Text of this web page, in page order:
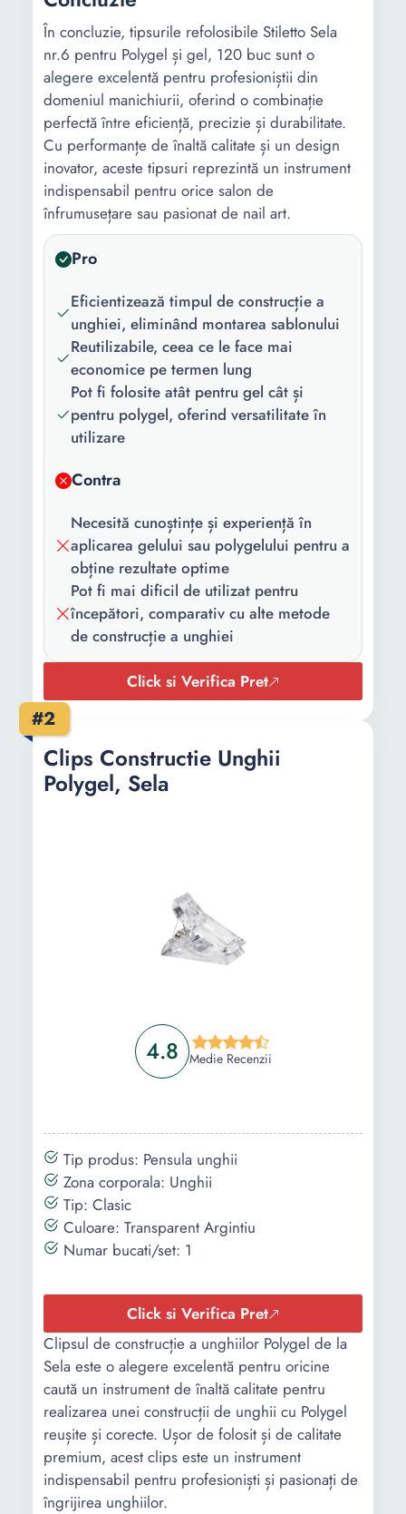
În concluzie, tipsurile refolosibile Stiletto Sela
nr.6 pentru Polygel și gel, 120 buc sunt o
alegere excelentă pentru profesioniștii din
domeniul manichiurii, oferind o combinație
perfectă între eficiență, precizie și durabilitate.
Cu performanțe de înaltă calitate și un design
inovator, aceste tipsuri reprezintă un instrument
indispensabil pentru orice salon de
înfrumusețare sau pasionat de nail art.
Pro
Eficientizează timpul de construcție a
unghiei, eliminând montarea sablonului
Reutilizabile, ceea ce le face mai
economice pe termen lung
Pot fi folosite atât pentru gel cât și
pentru polygel, oferind versatilitate în
utilizare
Contra
Necesită cunoștințe și experiență în
aplicarea gelului sau polygelului pentru a
obține rezultate optime
Pot fi mai dificil de utilizat pentru
începători, comparativ cu alte metode
de construcție a unghiei
Click si Verifica Pret
#2
4.8 Medie Recenzii
Clips Constructie Unghii
Polygel, Sela
Tip produs: Pensula unghii
Zona corporala: Unghii
Tip: Clasic
Culoare: Transparent Argintiu
Numar bucati/set: 1
Click si Verifica Pret
Clipsul de construcție a unghiilor Polygel de la
Sela este o alegere excelentă pentru oricine
caută un instrument de înaltă calitate pentru
realizarea unei construcții de unghii cu Polygel
reușite și corecte. Ușor de folosit și de calitate
premium, acest clips este un instrument
indispensabil pentru profesioniști și pasionați de
îngrijirea unghiilor.